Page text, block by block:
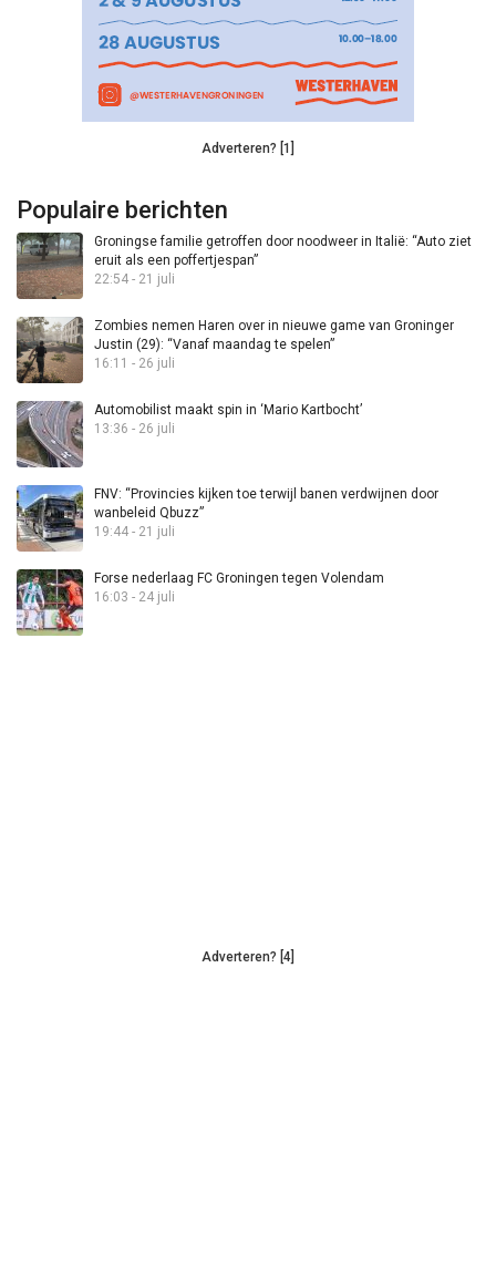
Adverteren? [1]
Populaire berichten
Groningse familie getroffen door noodweer in Italië: “Auto ziet
eruit als een poffertjespan”
22:54 - 21 juli
Zombies nemen Haren over in nieuwe game van Groninger
Justin (29): “Vanaf maandag te spelen”
16:11 - 26 juli
Automobilist maakt spin in ‘Mario Kartbocht’
13:36 - 26 juli
FNV: “Provincies kijken toe terwijl banen verdwijnen door
wanbeleid Qbuzz”
19:44 - 21 juli
Forse nederlaag FC Groningen tegen Volendam
16:03 - 24 juli
Adverteren? [4]